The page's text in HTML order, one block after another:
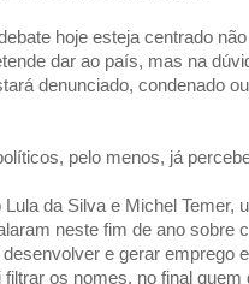
hoje esteja centrado
dar ao país, mas na
denunciado, condenado
pelo menos, já
Lula da Silva e Michel Temer,
neste fim de ano sobre
e gerar emprego
os nomes, no final quem